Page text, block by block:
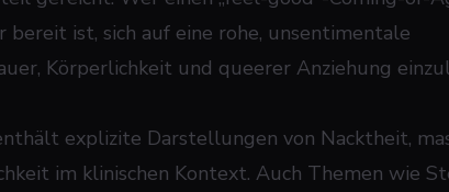
ist, sich auf eine rohe, unsentimentale
Körperlichkeit und queerer Anziehung
explizite Darstellungen von Nacktheit,
im klinischen Kontext. Auch Themen wie